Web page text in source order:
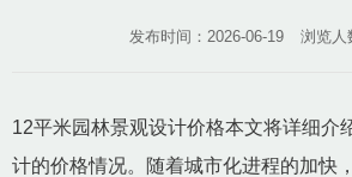
发布时间：2026-06-19 浏览人
12平米园林景观设计价格本文将详细介
计的价格情况。随着城市化进程的加快